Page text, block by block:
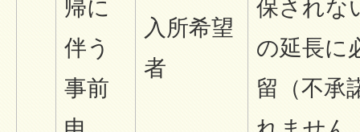
帰に
伴う
事前
入所希望
者
保されな
の延長に
留（不承